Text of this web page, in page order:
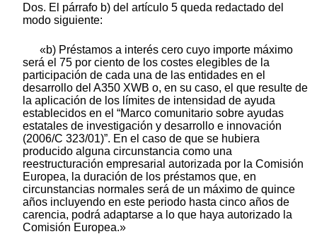
Dos. El párrafo b) del artículo 5 queda redactado del
modo siguiente:
«b) Préstamos a interés cero cuyo importe máximo
será el 75 por ciento de los costes elegibles de la
participación de cada una de las entidades en el
desarrollo del A350 XWB o, en su caso, el que resulte de
la aplicación de los límites de intensidad de ayuda
establecidos en el “Marco comunitario sobre ayudas
estatales de investigación y desarrollo e innovación
(2006/C 323/01)”. En el caso de que se hubiera
producido alguna circunstancia como una
reestructuración empresarial autorizada por la Comisión
Europea, la duración de los préstamos que, en
circunstancias normales será de un máximo de quince
años incluyendo en este periodo hasta cinco años de
carencia, podrá adaptarse a lo que haya autorizado la
Comisión Europea.»